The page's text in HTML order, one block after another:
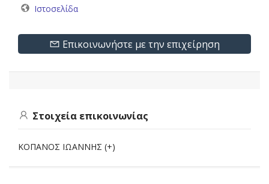
Ιστοσελίδα
Επικοινωνήστε με την επιχείρηση
Στοιχεία επικοινωνίας
ΚΟΠΑΝΟΣ ΙΩΑΝΝΗΣ (+)